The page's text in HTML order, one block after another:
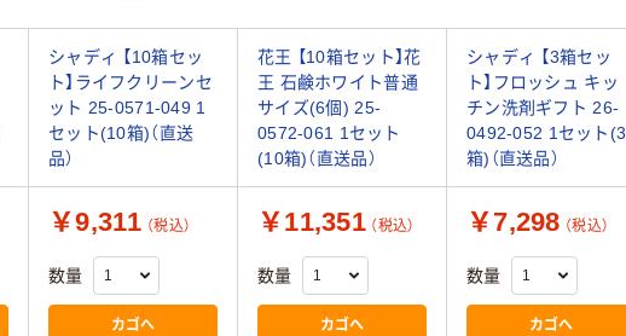
シャディ 【10箱セッ
ト】ライフクリーンセ
ット 25-0571-049 1
セット(10箱)（直送
品）
花王 【10箱セット】花
王 石鹸ホワイト普通
サイズ(6個) 25-
0572-061 1セット
(10箱)（直送品）
シャディ 【3箱セッ
ト】フロッシュ キッ
チン洗剤ギフト 26-
0492-052 1セット(3
箱)（直送品）
￥9,311 （税込）
数量
カゴへ
￥11,351 （税込）
数量
カゴへ
￥7,298 （税込）
数量
カゴへ